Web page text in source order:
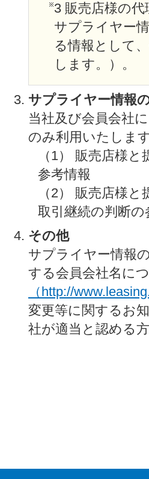
3 販売店様の
サプライヤー
る情報として
します。）。
サプライヤー情報
当社及び会員会社
のみ利用いたします
（1） 販売店様
参考情報
（2） 販売店様
取引継続の判断の
その他
サプライヤー情報
する会員会社名につ
（http://
変更等に関するお
社が適当と認める